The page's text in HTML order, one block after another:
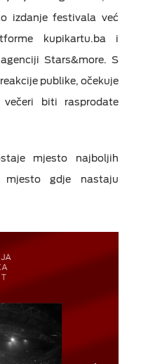
izdanje festivala već
kupikartu.ba i
Stars&more. S
publike, očekuje
biti rasprodate
mjesto najboljih
gdje nastaju